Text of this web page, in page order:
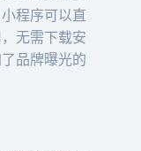
程序可以直
无需下载安
品牌曝光的